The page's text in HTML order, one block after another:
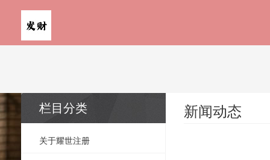
栏目分类
关于耀世注册
新闻动态